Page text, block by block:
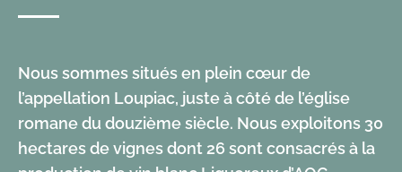
Nous sommes situés en plein cœur de
l’appellation Loupiac, juste à côté de l’église
romane du douzième siècle. Nous exploitons 30
hectares de vignes dont 26 sont consacrés à la